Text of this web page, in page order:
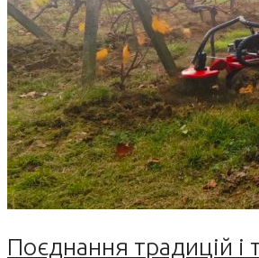
Поєднання традицій і